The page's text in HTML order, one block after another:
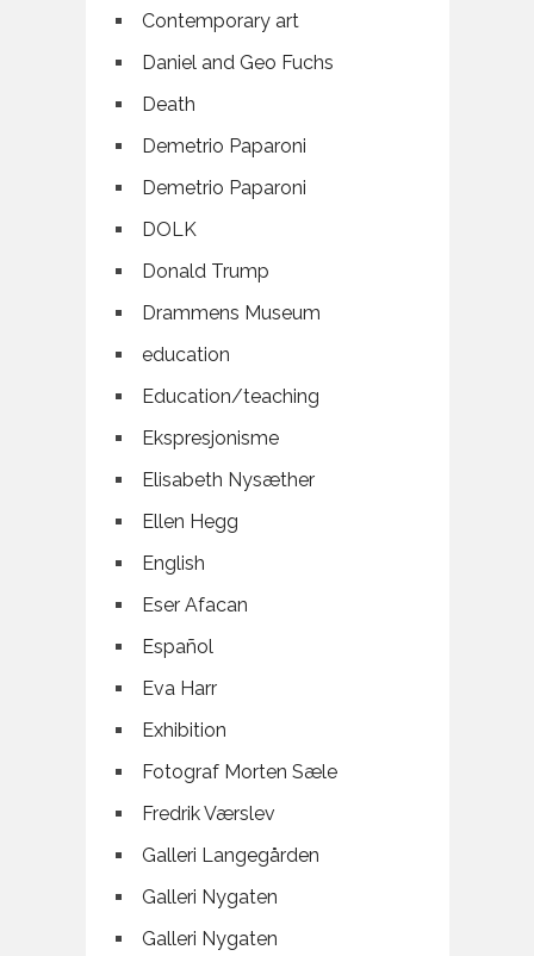
Contemporary art
Daniel and Geo Fuchs
Death
Demetrio Paparoni
Demetrio Paparoni
DOLK
Donald Trump
Drammens Museum
education
Education/teaching
Ekspresjonisme
Elisabeth Nysæther
Ellen Hegg
English
Eser Afacan
Español
Eva Harr
Exhibition
Fotograf Morten Sæle
Fredrik Værslev
Galleri Langegården
Galleri Nygaten
Galleri Nygaten